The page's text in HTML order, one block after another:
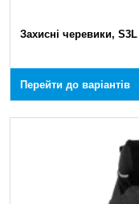
Захисні черевики, S3L
Перейти до варіантів